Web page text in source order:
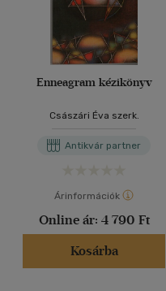
Enneagram kézikönyv
Császári Éva szerk.
Antikvár partner
Árinformációk
Online ár: 4 790 Ft
Kosárba